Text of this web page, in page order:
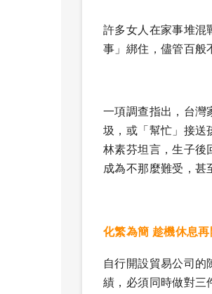
許多女人在家事堆混
事」綁住，儘管百般
一項調查指出，台灣
圾，或「幫忙」接送
林素芬坦言，生子後
成為不那麼難受，甚
化繁為簡 趁機休息再
自行開設貿易公司的
績，必須同時做對三